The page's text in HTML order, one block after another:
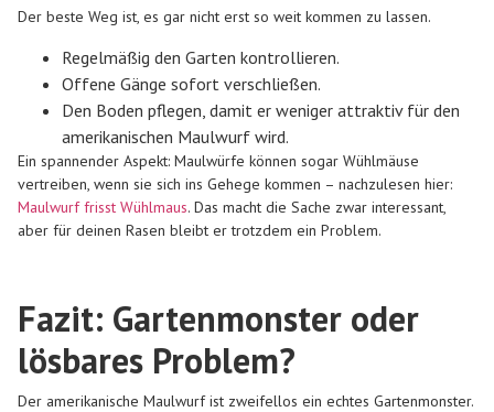
Der beste Weg ist, es gar nicht erst so weit kommen zu lassen.
Regelmäßig den Garten kontrollieren.
Offene Gänge sofort verschließen.
Den Boden pflegen, damit er weniger attraktiv für den
amerikanischen Maulwurf wird.
Ein spannender Aspekt: Maulwürfe können sogar Wühlmäuse
vertreiben, wenn sie sich ins Gehege kommen – nachzulesen hier:
Maulwurf frisst Wühlmaus. Das macht die Sache zwar interessant,
aber für deinen Rasen bleibt er trotzdem ein Problem.
Fazit: Gartenmonster oder
lösbares Problem?
Der amerikanische Maulwurfist zweifellos ein echtes Gartenmonster.